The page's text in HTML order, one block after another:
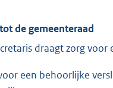
de gemeenteraad
draagt zorg
een behoorlijke